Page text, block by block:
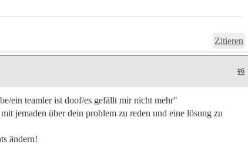
Zitieren
#6
ein teamler ist doof/es gefällt mir nicht mehr"
jemaden über dein problem zu reden und eine lösung zu
ändern!